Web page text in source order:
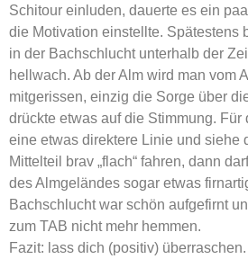
Schitour einluden, dauerte es ein
die Motivation einstellte. Spätestens
in der Bachschlucht unterhalb der
hellwach. Ab der Alm wird man vom
mitgerissen, einzig die Sorge über
drückte etwas auf die Stimmung. Für
eine etwas direktere Linie und siehe
Mittelteil brav „flach“ fahren, dann
des Almgeländes sogar etwas
Bachschlucht war schön aufgefirnt
zum TAB nicht mehr hemmen.
Fazit: lass dich (positiv) überraschen.